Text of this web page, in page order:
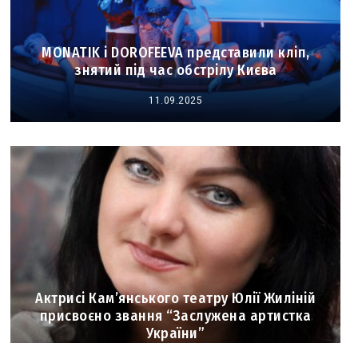
MONATIK і DOROFEEVA представили кліп,
знятий під час обстрілу Києва
11.09.2025
Актрисі Кам’янського театру Юлії Жиліній
присвоєно звання “Заслужена артистка
України”